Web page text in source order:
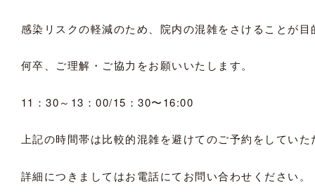
感染リスクの軽減のため、院内の混雑をさけることが目
何卒、ご理解・ご協力をお願いいたします。
11：30～13：00/15：30〜16:00
上記の時間帯は比較的混雑を避けてのご予約をしてい
詳細につきましてはお電話にてお問い合わせください。